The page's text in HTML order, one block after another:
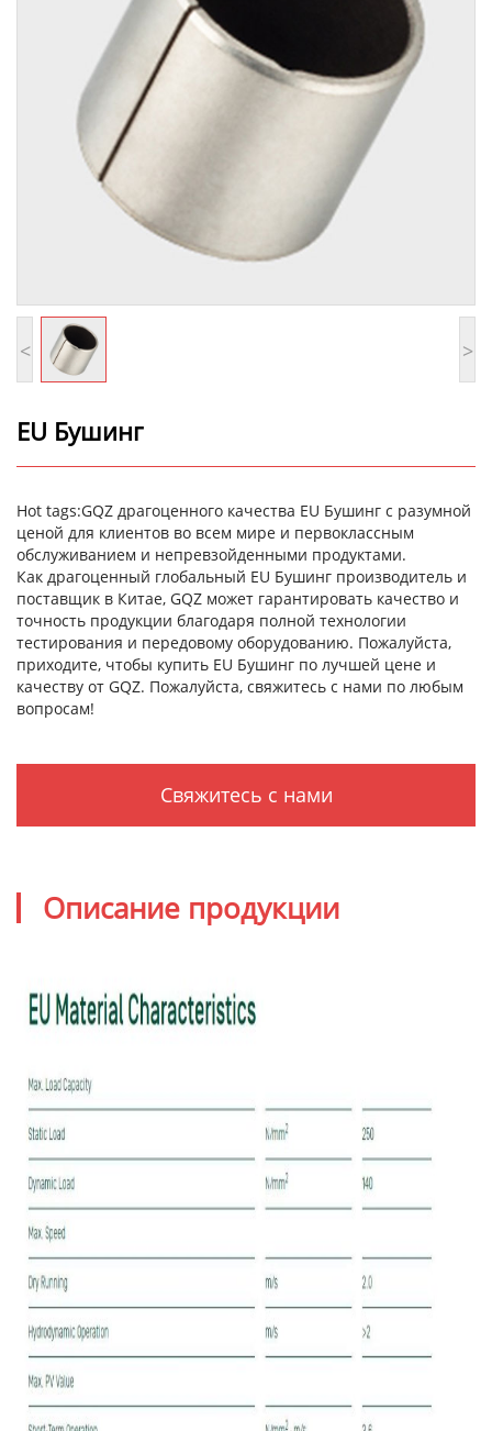
< >
ЕU Бушинг
Hot tags:GQZ драгоценного качества ЕU Бушинг с разумной
ценой для клиентов во всем мире и первоклассным
обслуживанием и непревзойденными продуктами.
Как драгоценный глобальный ЕU Бушинг производитель и
поставщик в Китае, GQZ может гарантировать качество и
точность продукции благодаря полной технологии
тестирования и передовому оборудованию. Пожалуйста,
приходите, чтобы купить ЕU Бушинг по лучшей цене и
качеству от GQZ. Пожалуйста, свяжитесь с нами по любым
вопросам!
Свяжитесь с нами
Описание продукции